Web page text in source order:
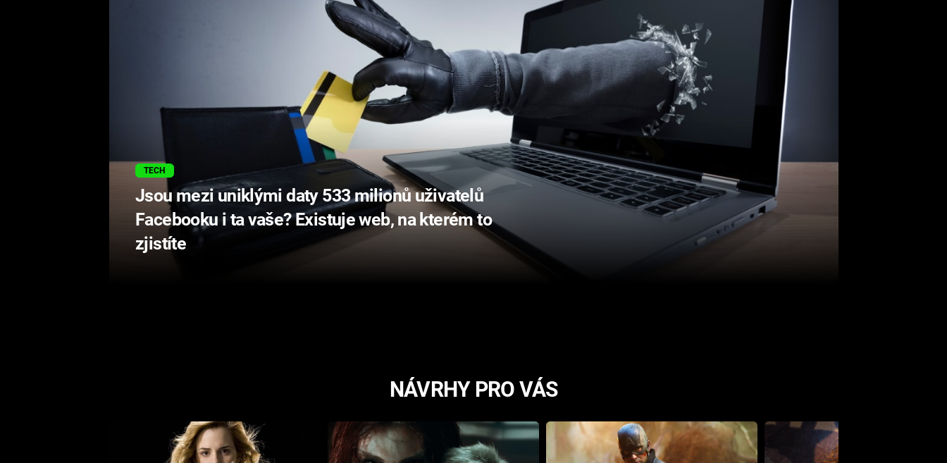
TECH
Jsou mezi uniklými daty 533 milionů uživatelů
Facebooku i ta vaše? Existuje web, na kterém to
zjistíte
NÁVRHY PRO VÁS